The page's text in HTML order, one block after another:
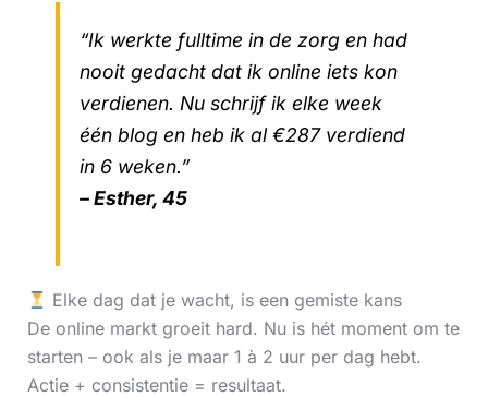
“Ik werkte fulltime in de zorg en had
nooit gedacht dat ik online iets kon
verdienen. Nu schrijf ik elke week
één blog en heb ik al €287 verdiend
in 6 weken.”
– Esther, 45
Elke dag dat je wacht, is een gemiste kans
De online markt groeit hard. Nu is hét moment om te
starten – ook als je maar 1 à 2 uur per dag hebt.
Actie + consistentie = resultaat.